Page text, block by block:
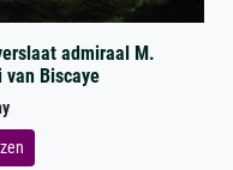
admiraal M.
van Biscaye